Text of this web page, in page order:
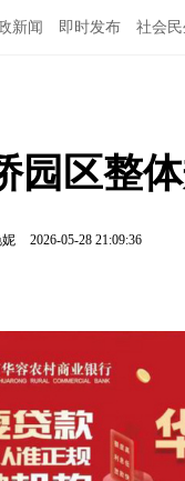
新闻 即时发布 社会
园区整
2026-05-28 21:09:36